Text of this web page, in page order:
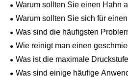
Warum sollten Sie einen Hahn
geschmiedetem Messing
Warum sollten Sie sich für
Messing mit T-Griff für Ihren
entscheiden?
Was sind die häufigsten
Siebventilen und wie können sie
Wie reinigt man einen
Messingschieber?
Was ist die maximale
Anschlusskupplungen?
Was sind einige häufige